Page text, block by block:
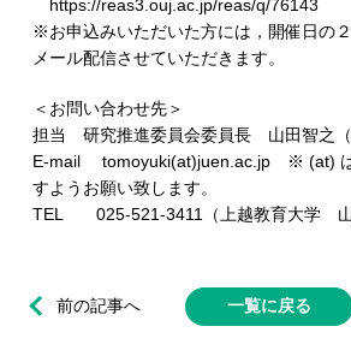
https://reas3.ouj.ac.jp/reas/q/76143
※お申込みいただいた方には，開催日の
メール配信させていただきます。
＜お問い合わせ先＞
担当 研究推進委員会委員長 山田智之（
E-mail tomoyuki(at)juen.ac.jp ※ (at) は
すようお願い致します。
TEL 025-521-3411（上越教育大学 山
前の記事へ 一覧に戻る